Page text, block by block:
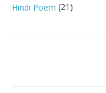
Hindi Poem (21)